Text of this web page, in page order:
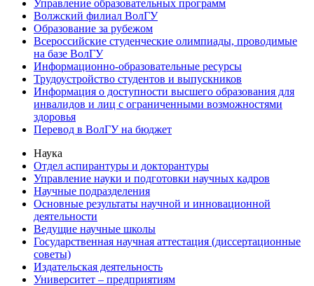
Управление образовательных программ
Волжский филиал ВолГУ
Образование за рубежом
Всероссийские студенческие олимпиады, проводимые
на базе ВолГУ
Информационно-образовательные ресурсы
Трудоустройство студентов и выпускников
Информация о доступности высшего образования для
инвалидов и лиц с ограниченными возможностями
здоровья
Перевод в ВолГУ на бюджет
Наука
Отдел аспирантуры и докторантуры
Управление науки и подготовки научных кадров
Научные подразделения
Основные результаты научной и инновационной
деятельности
Ведущие научные школы
Государственная научная аттестация (диссертационные
советы)
Издательская деятельность
Университет – предприятиям